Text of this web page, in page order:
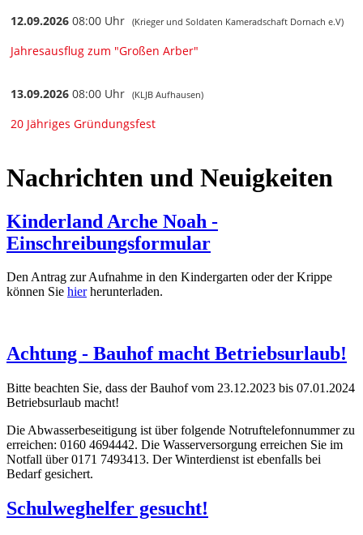
Nachrichten und Neuigkeiten
Kinderland Arche Noah -
Einschreibungsformular
Den Antrag zur Aufnahme in den Kindergarten oder der Krippe
können Sie hierherunterladen.
Achtung - Bauhof macht Betriebsurlaub!
Bitte beachten Sie, dass der Bauhof vom 23.12.2023 bis 07.01.2024
Betriebsurlaub macht!
Die Abwasserbeseitigung ist über folgende Notruftelefonnummer zu
erreichen: 0160 4694442. Die Wasserversorgung erreichen Sie im
Notfall über 0171 7493413. Der Winterdienst ist ebenfalls bei
Bedarf gesichert.
Schulweghelfer gesucht!